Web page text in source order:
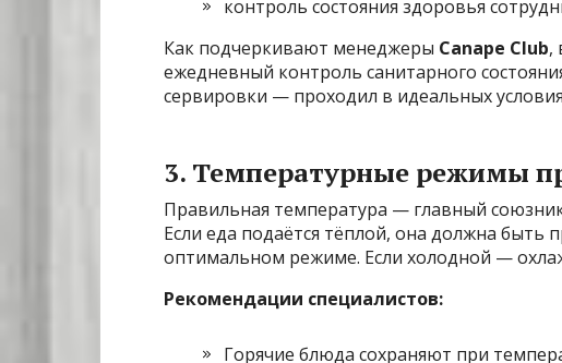
контроль состояния здоровья
Как подчеркивают менеджеры Canape Club,
ежедневный контроль санитарного
сервировки — проходил в идеальных
3. Температурные режимы
Правильная температура — главный
Если еда подаётся тёплой, она должна быть
оптимальном режиме. Если холодной —
Рекомендации специалистов:
Горячие блюда сохраняют при